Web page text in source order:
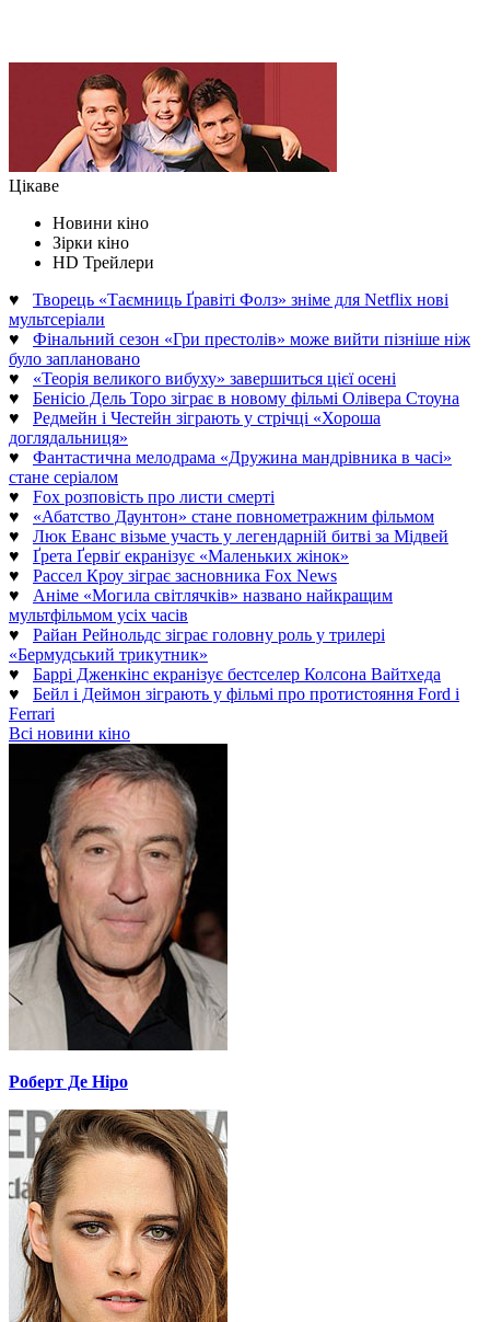
Цікаве
Новини кіно
Зірки кіно
HD Трейлери
♥ Творець «Таємниць Ґравіті Фолз» зніме для Netflix нові
мультсеріали
♥ Фінальний сезон «Гри престолів» може вийти пізніше ніж
було заплановано
♥ «Теорія великого вибуху» завершиться цієї осені
♥ Бенісіо Дель Торо зіграє в новому фільмі Олівера Стоуна
♥ Редмейн і Честейн зіграють у стрічці «Хороша
доглядальниця»
♥ Фантастична мелодрама «Дружина мандрівника в часі»
стане серіалом
♥ Fox розповість про листи смерті
♥ «Абатство Даунтон» стане повнометражним фільмом
♥ Люк Еванс візьме участь у легендарній битві за Мідвей
♥ Ґрета Ґервіґ екранізує «Маленьких жінок»
♥ Рассел Кроу зіграє засновника Fox News
♥ Аніме «Могила світлячків» названо найкращим
мультфільмом усіх часів
♥ Райан Рейнольдс зіграє головну роль у трилері
«Бермудський трикутник»
♥ Баррі Дженкінс екранізує бестселер Колсона Вайтхеда
♥ Бейл і Деймон зіграють у фільмі про протистояння Ford і
Ferrari
Всі новини кіно
Роберт Де Ніро